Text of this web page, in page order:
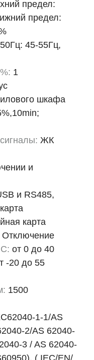
предел:
предел:
50Гц: 45-55Гц,
1
шкафа
ЖК
и
и RS485,
карта
Отключение
от 0 до 40
-20 до 55
1500
1-1/AS
2/AS 62040-
3 / AS 62040-
( IEC/EN/